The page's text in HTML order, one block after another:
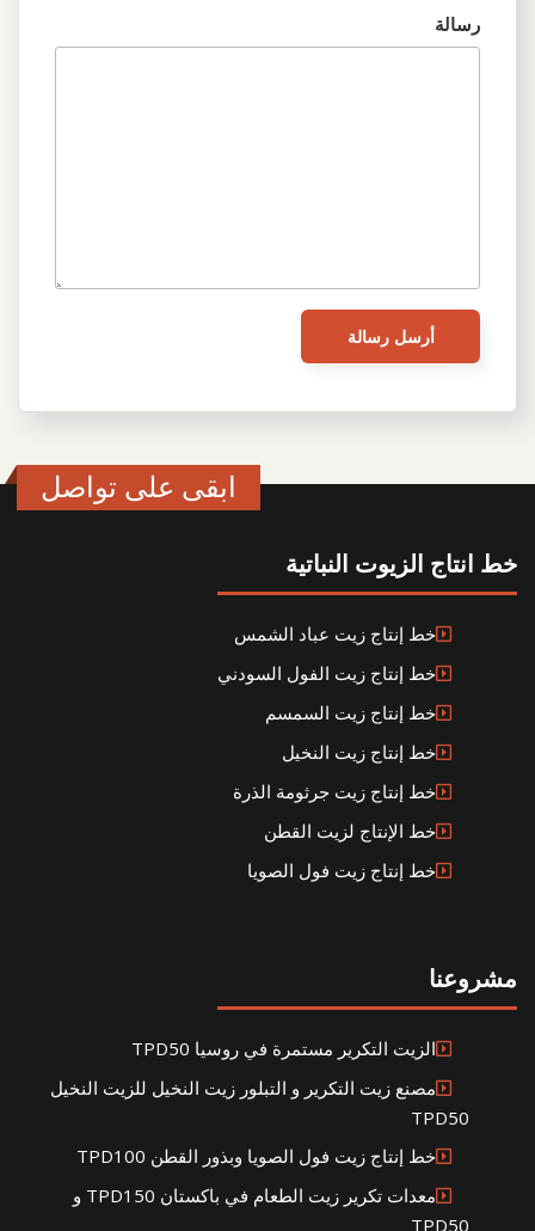
رسالة
ابقى على تواصل
خط انتاج الزيوت النباتية
خط إنتاج زيت عباد الشمس
خط إنتاج زيت الفول السودني
خط إنتاج زيت السمسم
خط إنتاج زيت النخيل
خط إنتاج زيت جرثومة الذرة
خط الإنتاج لزيت القطن
خط إنتاج زيت فول الصويا
مشروعنا
الزيت التكرير مستمرة في روسيا TPD50
مصنع زيت التكرير و التبلور زيت النخيل للزيت النخيل
TPD50
خط إنتاج زيت فول الصويا وبذور القطن TPD100
معدات تكرير زيت الطعام في باكستان TPD150 و
TPD50